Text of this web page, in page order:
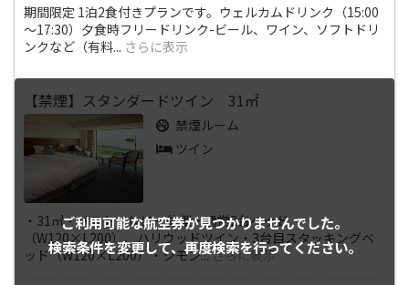
期間限定 1泊2食付きプランです。ウェルカムドリンク（15:00
～17:30）夕食時フリードリンク-ビール、ワイン、ソフトドリ
ンクなど（有料... さらに表示
ご利用可能な航空券が見つかりませんでした。
検索条件を変更して、再度検索を行ってください。
【禁煙】スタンダードツイン 31㎡
禁煙ルーム
ツイン
・31㎡・バストイレは一体型・通常2台ベッド
（W120×L200）、ハリウッドツイン・3台目スタッキングベ
ッド（W120×L200）・シモン...さらに表示